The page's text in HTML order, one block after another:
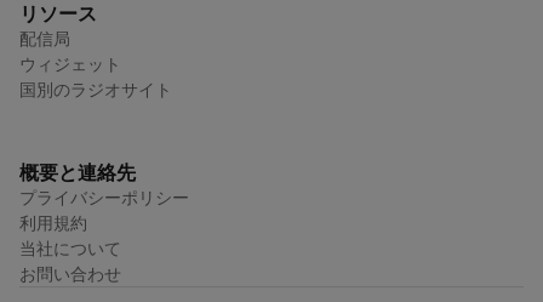
リソース
配信局
ウィジェット
国別のラジオサイト
概要と連絡先
プライバシーポリシー
利用規約
当社について
お問い合わせ